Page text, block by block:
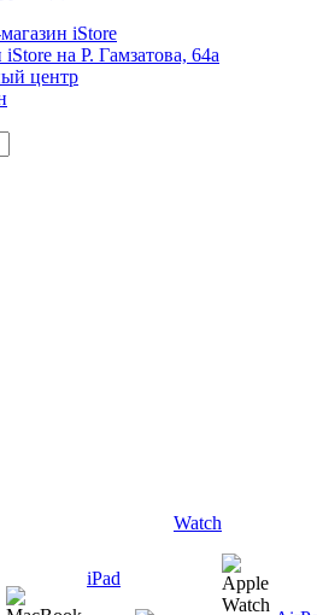
iStore
на Р. Гамзатова, 64а
центр
iPad
Watch